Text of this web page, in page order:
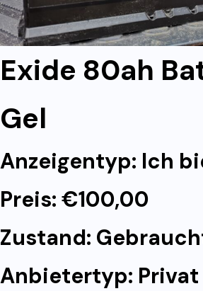
Exide 80ah
Gel
Anzeigentyp: Ich
Preis: €100,00
Zustand:
Anbietertyp: Privat